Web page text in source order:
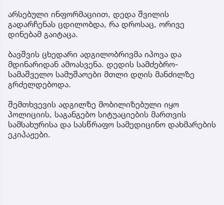
არსებული ინფორმაციით, დედა შვილის
გადარჩენას ცდილობდა, რა დროსაც, ორივე
დინებამ გაიტაცა.
ბავშვის ცხედარი ადგილობრივმა იპოვა და
მდინარიდან ამოასვენა. დედის სამძებრო-
სამაშველო სამუშაოები მთლი დღის მანძილზე
გრძელდებოდა.
შემთხვევის ადგილზე მობილიზებული იყო
პოლიციის, საგანგებო სიტუაციების მართვის
სამსახურისა და სასწრაფო სამედიცინო დახმარების
ეკიპაჟები.